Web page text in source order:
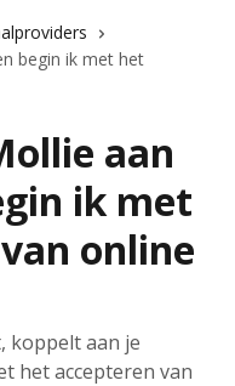
begin ik met het
aan
ik met
online
koppelt aan je
het accepteren van